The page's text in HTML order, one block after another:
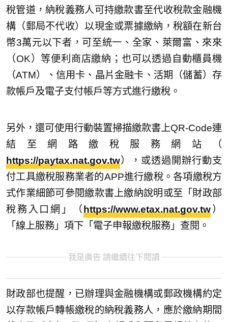
稅管道，納稅義務人可持繳款書至代收稅款金融機
構（郵局不代收）以現金或票據繳納，稅額在新台
幣3萬元以下者，可至統一、全家、萊爾富、來來
（OK）等便利商店繳納；也可以透過自動櫃員機
（ATM）、信用卡、晶片金融卡、活期（儲蓄）存
款帳戶及電子支付帳戶等方式進行繳稅。
另外，還可使用行動裝置掃描繳款書上QR-Code連
結至網路繳稅服務網站（
https://paytax.nat.gov.tw），或透過開辦行動支
付工具繳稅服務業者的APP進行繳稅。各項繳稅方
式作業細節可參閱繳款書上繳納說明或至「財政部
稅務入口網」（ https://www.etax.nat.gov.tw ）
「線上服務」項下「電子申報繳稅服務」查閱。
我是廣告 請繼續往下閱讀
財政部也提醒，已辦理與金融機構或郵政機構約定
以存款帳戶轉帳繳稅的納稅義務人，應於繳納期間